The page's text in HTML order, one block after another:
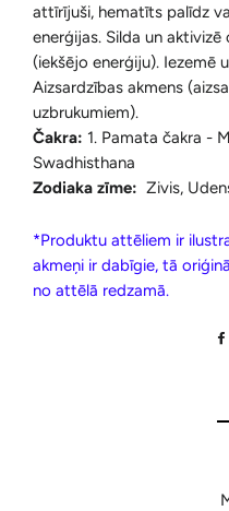
attīrījuši, hematīts palīdz
enerģijas. Silda un
(iekšējo enerģiju). Iezemē
Aizsardzības akmens
uzbrukumiem).
Čakra: 1. Pamata čakra -
Swadhisthana
Zodiaka zīme: Zivis,
*Produktu attēliem ir
akmeņi ir dabīgie, tā
no attēlā redzamā.